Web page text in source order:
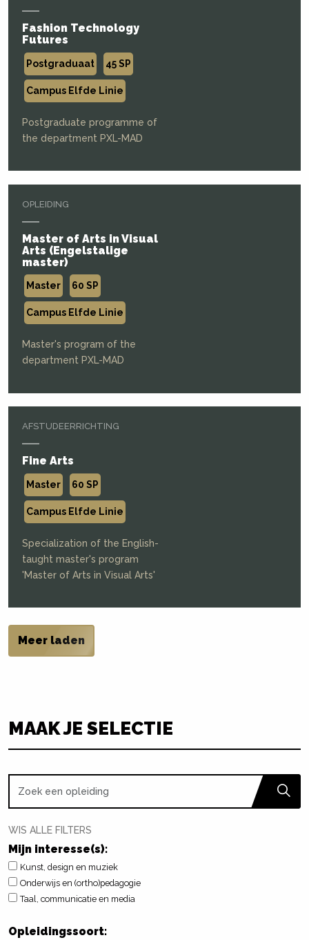
Fashion Technology
Futures
Postgraduaat 45 SP
Campus Elfde Linie
Postgraduate programme of
the department PXL-MAD
OPLEIDING
Master of Arts in Visual
Arts (Engelstalige
master)
Master 60 SP
Campus Elfde Linie
Master's program of the
department PXL-MAD
AFSTUDEERRICHTING
Fine Arts
Master 60 SP
Campus Elfde Linie
Specialization of the English-
taught master's program
'Master of Arts in Visual Arts'
Meer laden
MAAK JE SELECTIE
WIS ALLE FILTERS
Mijn interesse(s):
Kunst, design en muziek
Onderwijs en (ortho)pedagogie
Taal, communicatie en media
Opleidingssoort: